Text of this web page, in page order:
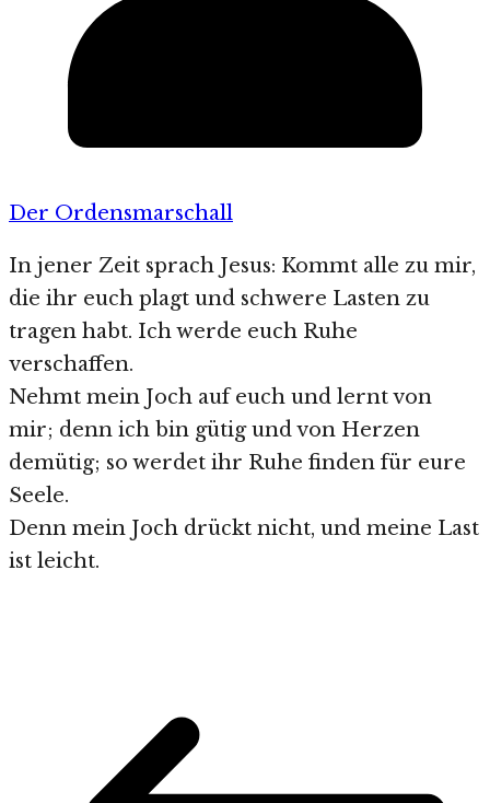
Der Ordensmarschall
In jener Zeit sprach Jesus: Kommt alle zu mir,
die ihr euch plagt und schwere Lasten zu
tragen habt. Ich werde euch Ruhe
verschaffen.
Nehmt mein Joch auf euch und lernt von
mir; denn ich bin gütig und von Herzen
demütig; so werdet ihr Ruhe finden für eure
Seele.
Denn mein Joch drückt nicht, und meine Last
ist leicht.